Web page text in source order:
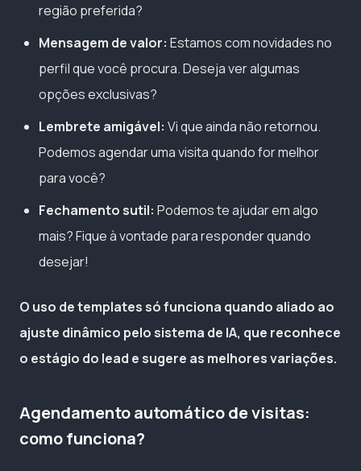
região preferida?
Mensagem de valor: Estamos com novidades no
perfil que você procura. Deseja ver algumas
opções exclusivas?
Lembrete amigável: Vi que ainda não retornou.
Podemos agendar uma visita quando for melhor
para você?
Fechamento sutil: Podemos te ajudar em algo
mais? Fique à vontade para responder quando
desejar!
O uso de templates só funciona quando aliado ao
ajuste dinâmico pelo sistema de IA, que reconhece
o estágio do lead e sugere as melhores variações.
Agendamento automático de visitas:
como funciona?